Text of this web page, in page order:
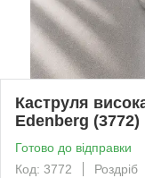
Каструля
Edenberg (3772)
Готово до відправки
Код: 3772
Роздріб